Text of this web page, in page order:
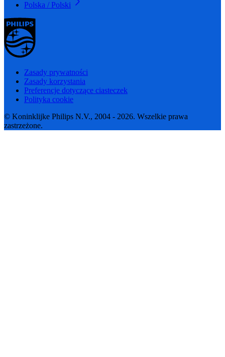
Polska / Polski
Zasady prywatności
Zasady korzystania
Preferencje dotyczące ciasteczek
Polityka cookie
© Koninklijke Philips N.V., 2004 - 2026. Wszelkie prawa
zastrzeżone.